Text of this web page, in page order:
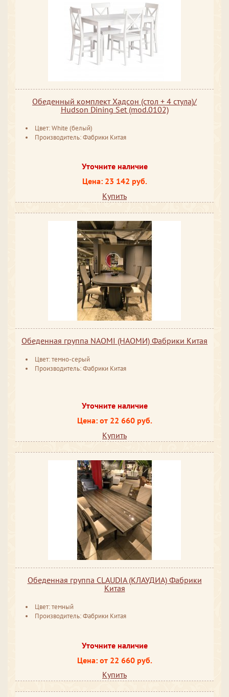
Обеденный комплект Хадсон (стол + 4 стула)/
Hudson Dining Set (mod.0102)
Цвет: White (белый)
Производитель: Фабрики Китая
Уточните наличие
Цена: 23 142 руб.
Купить
Обеденная группа NAOMI (НАОМИ) Фабрики Китая
Цвет: темно-серый
Производитель: Фабрики Китая
Уточните наличие
Цена: от 22 660 руб.
Купить
Обеденная группа CLAUDIA (КЛАУДИА) Фабрики
Китая
Цвет: темный
Производитель: Фабрики Китая
Уточните наличие
Цена: от 22 660 руб.
Купить